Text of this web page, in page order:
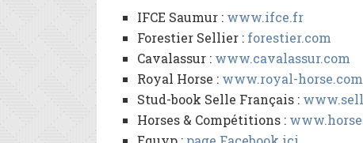
IFCE Saumur : www.ifce.fr
Forestier Sellier : forestier.com
Cavalassur : www.cavalassur.com
Royal Horse : www.royal-horse.com
Stud-book Selle Français :
Horses & Compétitions :